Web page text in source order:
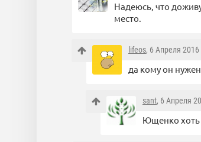
Надеюсь, что
место.
lifeos, 6 Апреля 2016
да кому он
sant, 6 Апреля
Ющенко хоть